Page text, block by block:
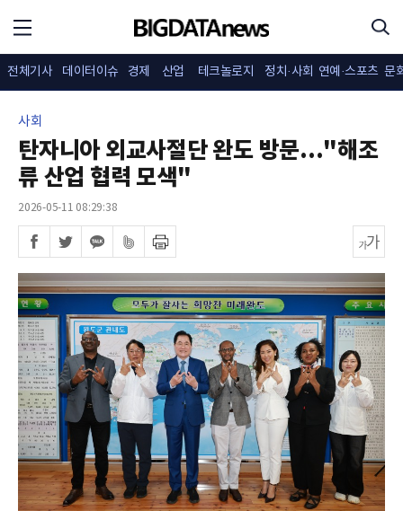
전체기사 데이터이슈 경제 산업 테크놀로지 정치·사회 연예·스포츠 문
사회
탄자니아 외교사절단 완도 방문..."해조
류 산업 협력 모색"
2026-05-11 08:29:38